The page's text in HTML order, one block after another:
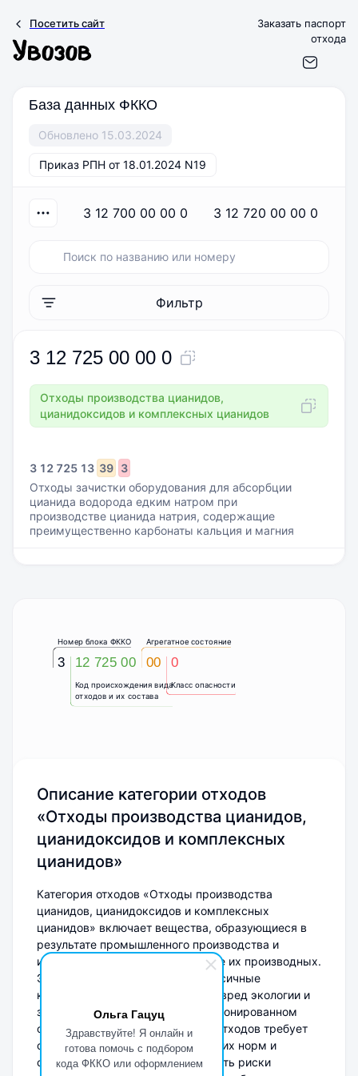
Ольга Гацуц
Здравствуйте! Я онлайн и
готова помочь с подбором
кода ФККО или оформлением
Посетить сайт
Заказать паспорт
отхода
База данных ФККО
Обновлено 15.03.2024
Приказ РПН от 18.01.2024 N19
3 12 700 00 00 0 3 12 720 00 00 0
Фильтр
3 12 725 00 00 0
Отходы производства цианидов,
цианидоксидов и комплексных цианидов
3 12 725 13 39 3
Отходы зачистки оборудования для абсорбции
цианида водорода едким натром при
производстве цианида натрия, содержащие
преимущественно карбонаты кальция и магния
3
Номер блока ФККО
Код происхождения вида
отходов и их состава
12 725 00
Агрегатное состояние
00
Класс опасности
0
Описание категории отходов
«Отходы производства цианидов,
цианидоксидов и комплексных
цианидов»
Категория отходов «Отходы производства
цианидов, цианидоксидов и комплексных
цианидов» включает вещества, образующиеся в
результате промышленного производства и
использования цианидов, а также их производных.
Эти отходы могут содержать токсичные
компоненты, способные нанести вред экологии и
здоровью человека при несанкционированном
обращении. Утилизация данных отходов требует
соблюдения строгих экологических норм и
стандартов, чтобы минимизировать риски